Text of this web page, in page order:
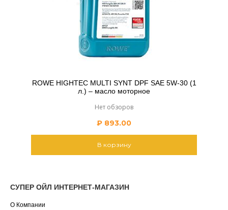
ROWE HIGHTEC MULTI SYNT DPF SAE 5W-30 (1
л.) – масло моторное
Нет обзоров
₽ 893.00
В корзину
СУПЕР ОЙЛ ИНТЕРНЕТ-МАГАЗИН
О Компании